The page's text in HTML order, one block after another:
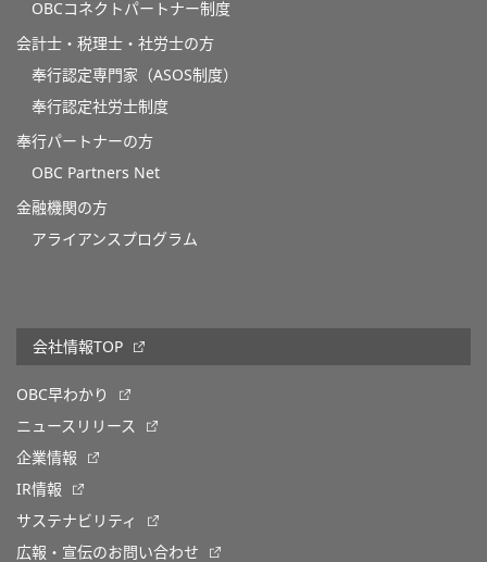
OBCコネクトパートナー制度
会計士・税理士・社労士の方
奉行認定専門家（ASOS制度）
奉行認定社労士制度
奉行パートナーの方
OBC Partners Net
金融機関の方
アライアンスプログラム
会社情報TOP
OBC早わかり
ニュースリリース
企業情報
IR情報
サステナビリティ
広報・宣伝のお問い合わせ